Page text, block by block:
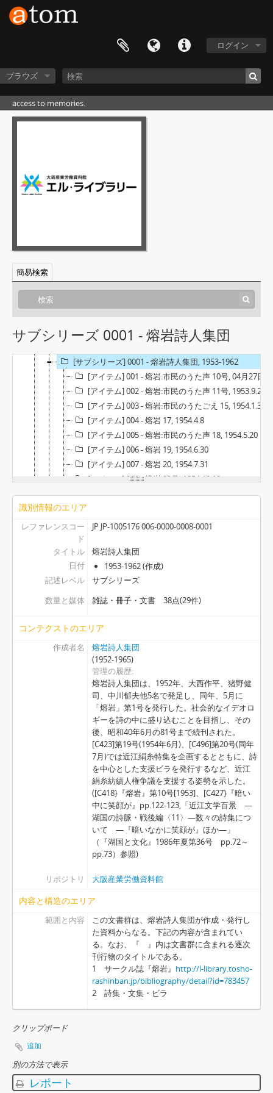
ログイン
ブラウズ
access to memories.
簡易検索
サブシリーズ 0001 - 熔岩詩人集団
[シリーズ] 000-001 - 近江絹糸紡績株式会社, [1950]-1962
[シリーズ] 0000-0004 - 近江絹糸紡績内サークル, 1954-1959
[シリーズ] 0000-0005 - 近江絹糸紡績寮自治会, 1955-1960
[シリーズ] 0000-0006 - 近江絹糸紡績寮自治会(旧), [1950]
[シリーズ] 0000-0007 - 全繊同盟関係, 1954-1958
[サブシリーズ] 0001 - 熔岩詩人集団, 1953-1962
[アイテム] 001 - 熔岩:市民のうた声 10号, 04月27日
[アイテム] 002 - 熔岩:市民のうた声 11号, 1953.9.20
[アイテム] 003 - 熔岩:市民のうたごえ 15, 1954.1.31
[アイテム] 004 - 熔岩 17, 1954.4.8
[アイテム] 005 - 熔岩:市民のうた声 18, 1954.5.20
[アイテム] 006 - 熔岩 19, 1954.6.30
[アイテム] 007 - 熔岩 20, 1954.7.31
[アイテム] 008 - 熔岩 22号, 1954.10.10
[アイテム] 009 - 熔岩:市民のうたごえ 23号, 1954.10.20
[アイテム] 011 - 熔岩:民衆の詩誌 25号, 1954.12.26
[アイテム] 013 - 熔岩:民衆のうたごえ 28号, 1955.5.8
[アイテム] 014 - 熔岩:民衆のうたごえ 30号, 1955.7.25
[アイテム] 015 - 熔岩:民衆のうたごえ 31号, 1955.9.6
[アイテム] 016 - 熔岩 32号, 1955.10.15
[アイテム] 018 - 熔岩:民衆のうた声 34号, 1956.1.25
[アイテム] 020 - 熔岩 43号, 1957.7.7
[アイテム] 021 - 熔岩 53号, 1959.2.5
[アイテム] 022 - 熔岩 63号, 1961
[アイテム] 023 - 熔岩 64号, 1961.6
[アイテム] 024 - 熔岩 65号, 1961.9
[アイテム] 025 - 熔岩 66号, 1961.11.10
[アイテム] 026 - 熔岩 68号, 1962.4
[アイテム] 027 - 斗う友のために, [1954.6.10]
[アイテム] 028 - 暗いなかに笑顔が, 1955.12.20
[アイテム] 029 - なかの・ふみこ詩集, 1955.9.1
[サブシリーズ] 0002 - その他彦根サークル, 1955-1958
[シリーズ] 0000-0010 - 近江絹糸関係辻著作物, 1955-1974
[シリーズ] 0000-0011 - 彦根地域以外の労働組合, 1955-[1969]
[シリーズ] 0000-0009 - その他彦根関係, 1957-1962
[シリーズ] 0000-0012 - 彦根地域以外の運動団体・サークル, 1952-1974
[シリーズ] 0000-0013 - 辻個人メモ・手稿, 1957(1点のみ、他不明)
[シリーズ] 0000-0015 - 図書・新聞, 1950-1974
[アイテム] 逐次刊行物・文集一覧表 1
識別情報のエリア
レファレンスコー
ド
JP JP-1005176 006-0000-0008-0001
タイトル
熔岩詩人集団
日付
1953-1962 (作成)
記述レベル
サブシリーズ
数量と媒体
雑誌・冊子・文書 38点(29件)
コンテクストのエリア
作成者名
熔岩詩人集団
(1952-1965)
管理の履歴
熔岩詩人集団は、1952年、大西作平、猪野健
司、中川郁夫他5名で発足し、同年、5月に
「熔岩」第1号を発行した。社会的なイデオロ
ギーを詩の中に盛り込むことを目指し、その
後、昭和40年6月の81号まで続刊された。
[C423]第19号(1954年6月)、[C496]第20号(同年
7月)では近江絹糸特集を企画するとともに、詩
を中心とした支援ビラを発行するなど、近江
絹糸紡績人権争議を支援する姿勢を示した。
([C418}『熔岩』第10号[1953]、[C427}『暗い
中に笑顔が』pp.122-123,「近江文学百景 ―
湖国の詩脈・戦後編〈11〉―数々の詩集につ
いて ―『暗いなかに笑顔が』ほか―」
（『湖国と文化』1986年夏第36号 pp.72～
pp.73）参照)
リポジトリ 大阪産業労働資料館
内容と構造のエリア
範囲と内容
この文書群は、熔岩詩人集団が作成・発行し
た資料からなる。下記の内容が含まれてい
る。なお、『 』内は文書群に含まれる逐次
刊行物のタイトルである。
1 サークル誌『熔岩』 http://l-library.tosho-
rashinban.jp/bibliography/detail?id=783457
2 詩集・文集・ビラ
クリップボード
追加
別の方法で表示
レポート